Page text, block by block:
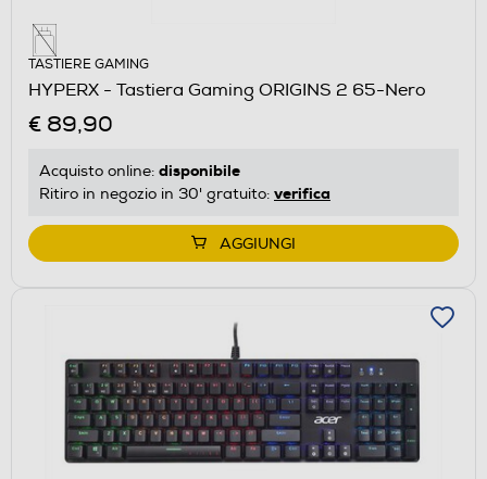
TASTIERE GAMING
HYPERX - Tastiera Gaming ORIGINS 2 65-Nero
€ 89,90
Acquisto online: disponibile
Ritiro in negozio in 30' gratuito: verifica
AGGIUNGI